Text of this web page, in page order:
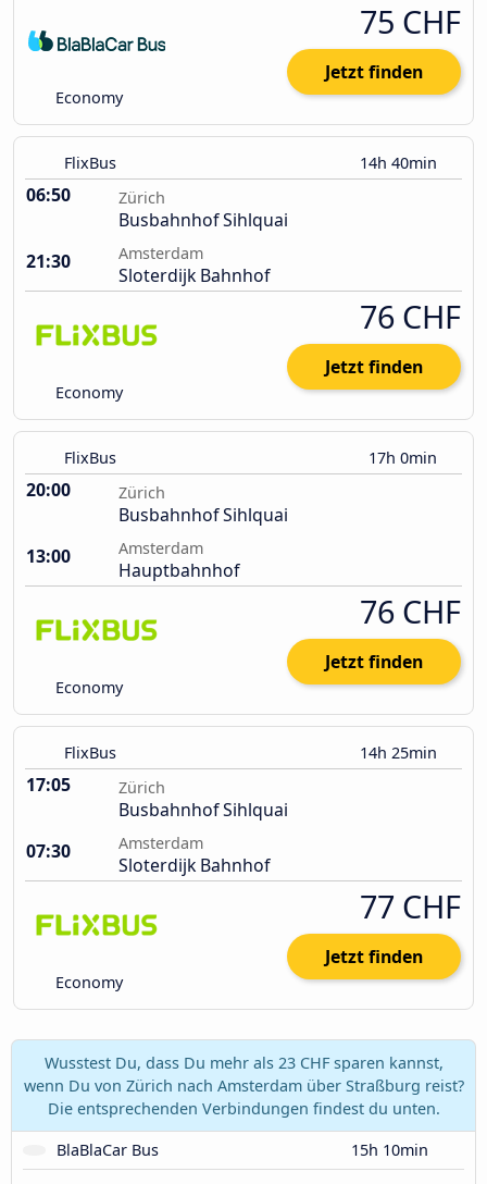
Economy
75 CHF
Jetzt finden
FlixBus 14h 40min
06:50 Zürich
Busbahnhof Sihlquai
21:30
Amsterdam
Sloterdijk Bahnhof
Economy
76 CHF
Jetzt finden
FlixBus 17h 0min
20:00 Zürich
Busbahnhof Sihlquai
13:00
Amsterdam
Hauptbahnhof
Economy
76 CHF
Jetzt finden
FlixBus 14h 25min
17:05 Zürich
Busbahnhof Sihlquai
07:30
Amsterdam
Sloterdijk Bahnhof
Economy
77 CHF
Jetzt finden
Wusstest Du, dass Du mehr als 23 CHF sparen kannst,
wenn Du von Zürich nach Amsterdam über Straßburg reist?
Die entsprechenden Verbindungen findest du unten.
BlaBlaCar Bus
15h 10min